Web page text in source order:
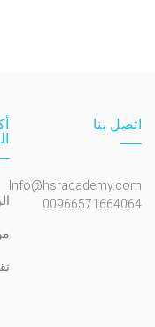
اتصل بنا
Info@hsracademy.com
00966571664064